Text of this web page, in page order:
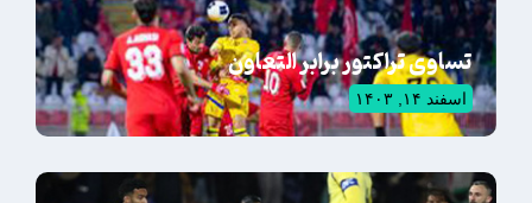
تساوی تراکتور برابر التعاون
اسفند ۱۴, ۱۴۰۳